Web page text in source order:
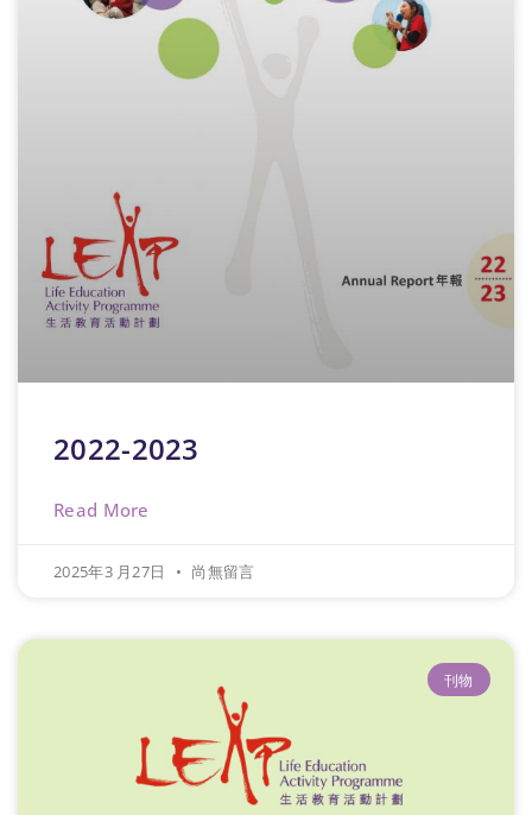
2022-2023
Read More
2025年3 月27日 尚無留言
刊物